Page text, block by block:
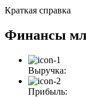
Краткая справка
Финансы
Выручка:
Прибыль: